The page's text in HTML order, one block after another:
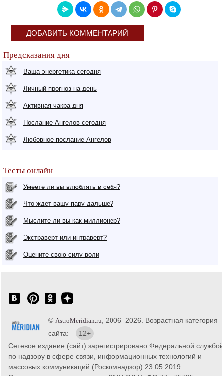
ДОБАВИТЬ КОММЕНТАРИЙ
Предсказания дня
Ваша энергетика сегодня
Личный прогноз на день
Активная чакра дня
Послание Ангелов сегодня
Любовное послание Ангелов
Тесты онлайн
Умеете ли вы влюблять в себя?
Что ждет вашу пару дальше?
Мыслите ли вы как миллионер?
Экстраверт или интраверт?
Оцените свою силу воли
© AstroMeridian.ru , 2006–2026. Возрастная категория
сайта:
12+
Сетевое издание (сайт) зарегистрировано Федеральной службой
по надзору в сфере связи, информационных технологий и
массовых коммуникаций (Роскомнадзор) 23.05.2019.